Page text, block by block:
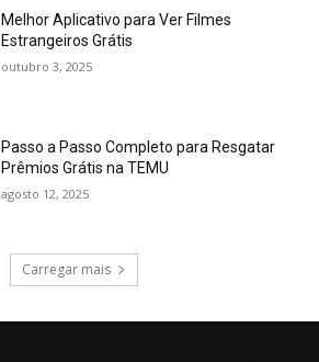
Melhor Aplicativo para Ver Filmes
Estrangeiros Grátis
outubro 3, 2025
Passo a Passo Completo para Resgatar
Prêmios Grátis na TEMU
agosto 12, 2025
Carregar mais